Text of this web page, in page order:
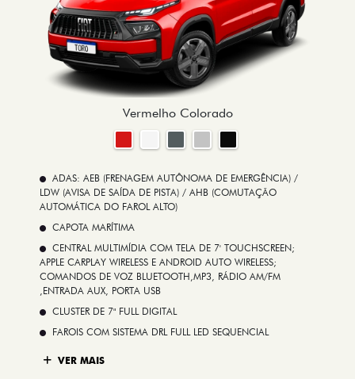
Vermelho Colorado
ADAS: AEB (FRENAGEM AUTÔNOMA DE EMERGÊNCIA) /
LDW (AVISA DE SAÍDA DE PISTA) / AHB (COMUTAÇÃO
AUTOMÁTICA DO FAROL ALTO)
CAPOTA MARÍTIMA
CENTRAL MULTIMÍDIA COM TELA DE 7' TOUCHSCREEN;
APPLE CARPLAY WIRELESS E ANDROID AUTO WIRELESS;
COMANDOS DE VOZ BLUETOOTH,MP3, RÁDIO AM/FM
,ENTRADA AUX, PORTA USB
CLUSTER DE 7" FULL DIGITAL
FAROIS COM SISTEMA DRL FULL LED SEQUENCIAL
VER MAIS